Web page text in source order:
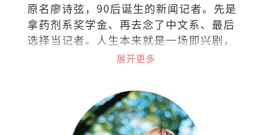
原名廖诗弦，90后诞生的新闻记者。先是
拿药剂系奖学金、再去念了中文系、最后
选择当记者。人生本来就是一场即兴剧，
无需固定脚本，只需勇气和创造力。
展开更多